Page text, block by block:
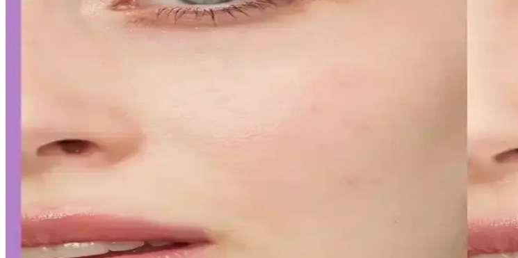
İslak rujun güzelliğini ortaya çıkarmak ve kalıcılığını artırmak için doğru uygulama teknikleri ve bakım önerileri.
Japon ve Kore Güzellik Markalarının FDA Güneş Koruyucu Düzenlemelerine Uyum
Curel yoğun nemlendirici krem, hassas ve kuru ciltler için kokusuz, hızlı emilen bir nemlendirme sunar.
Yapay Zeka ile Kozmetik Sektöründe Yenilikler ve Sunduğu Faydalar
Kozmetik endüstrisinde yapay zeka, ürün geliştirmeden müşteri deneyimine kadar birçok alanda devrim yaratıyor.
Gözaltı Kapatıcısında Doğal Görünüm İçin Ürün Seçimi ve Uygulama Yöntemleri
Gözaltı kapatıcısı seçimi ve uygulama teknikleriyle doğal görünüm yakalamak için hafif ürünler ve doğru
sağlayabilirsiniz.